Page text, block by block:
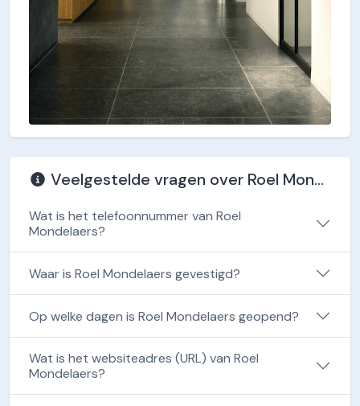
Veelgestelde vragen over Roel Mondelaers
Wat is het telefoonnummer van Roel
Mondelaers?
Waar is Roel Mondelaers gevestigd?
Op welke dagen is Roel Mondelaers geopend?
Wat is het websiteadres (URL) van Roel
Mondelaers?